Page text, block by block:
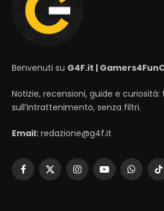
Benvenuti su G4F.it |
Notizie, recensioni, guide e
sull’intrattenimento, senza filtri.
Email: redazione@g4f.it
Facebook
X
InstagramYouTube